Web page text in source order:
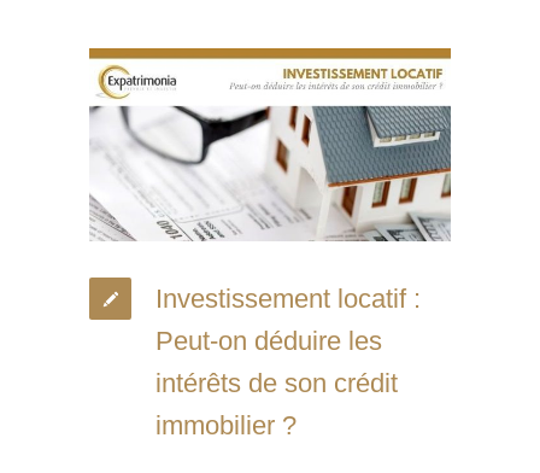
Investissement locatif :
Peut-on déduire les
intérêts de son crédit
immobilier ?